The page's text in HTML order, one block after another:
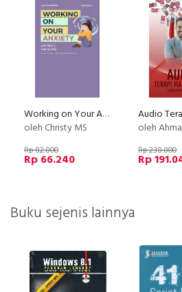
Working on Your Anxiety
oleh Christy MS
Rp 82.800
Rp 66.240
oleh Ahmad
Rp 238.800
Rp
Buku sejenis lainnya